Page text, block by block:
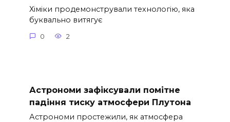
Хіміки продемонстрували технологію, яка
буквально витягує
0 2
Астрономи зафіксували помітне
падіння тиску атмосфери Плутона
Астрономи простежили, як атмосфера